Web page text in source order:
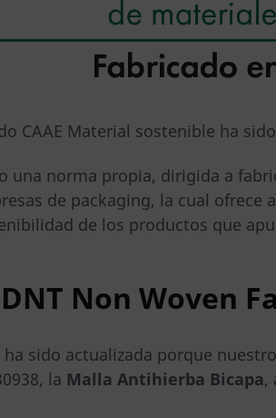
CAAE Material sostenible ha
una norma propia, dirigida a
de packaging, la cual ofrece
de los productos que
DNT Non Woven
ha sido actualizada porque
la Malla Antihierba Bicapa,